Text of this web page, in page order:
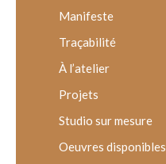
Manifeste
Traçabilité
À l’atelier
Projets
Studio sur mesure
Oeuvres disponibles